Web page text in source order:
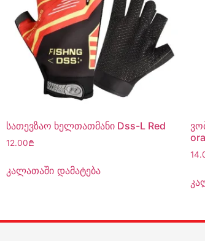
სათევზაო ხელთათმანი Dss-L Red
12.00₾
კალათაში დამატება